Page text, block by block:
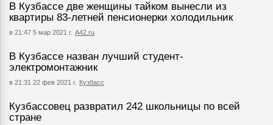
В Кузбассе две женщины тайком вынесли из
квартиры 83-летней пенсионерки холодильник
в 21:47 5 мар 2021 г. А42.ru
В Кузбассе назван лучший студент-
электромонтажник
в 21:31 22 фев 2021 г. Кузбасс
Кузбассовец развратил 242 школьницы по всей
стране